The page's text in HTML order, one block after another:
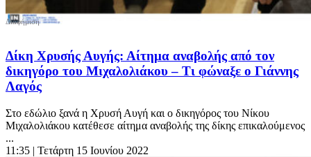
Δίκη Χρυσής Αυγής: Αίτημα αναβολής από τον
δικηγόρο του Μιχαλολιάκου – Τι φώναξε ο Γιάννης
Λαγός
Στο εδώλιο ξανά η Χρυσή Αυγή και ο δικηγόρος του Νίκου
Μιχαλολιάκου κατέθεσε αίτημα αναβολής της δίκης επικαλούμενος
...
11:35 | Τετάρτη 15 Ιουνίου 2022